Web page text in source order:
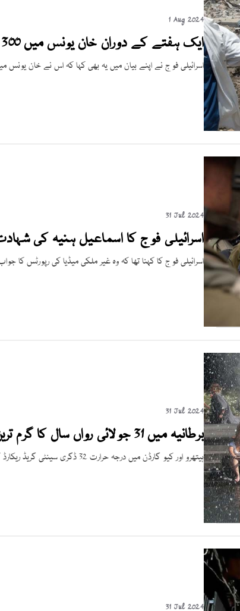
1 Aug 2024
ایک ہفتے کے دوران خان یونس میں 300 فلسطینی جاں بحق
اسرائیلی فوج نے اپنے بیان میں یہ بھی کہا کہ اس نے خان یونس میں اپنی تازہ جنگی
31 Jul 2024
اسرائیلی فوج کا اسماعیل ہنیہ کی
اسرائیلی فوج کا کہنا تھا کہ وہ غیر ملکی میڈیا کی رپورٹس کا
31 Jul 2024
برطانیہ میں 31 جولائی رواں سال کا گرم ترین دن رہا
ہیتھرو اور کیو گارڈن میں درجہ حرارت 32 ڈگری سینٹی گریڈ ریکارڈ کیا گیا۔
31 Jul 2024